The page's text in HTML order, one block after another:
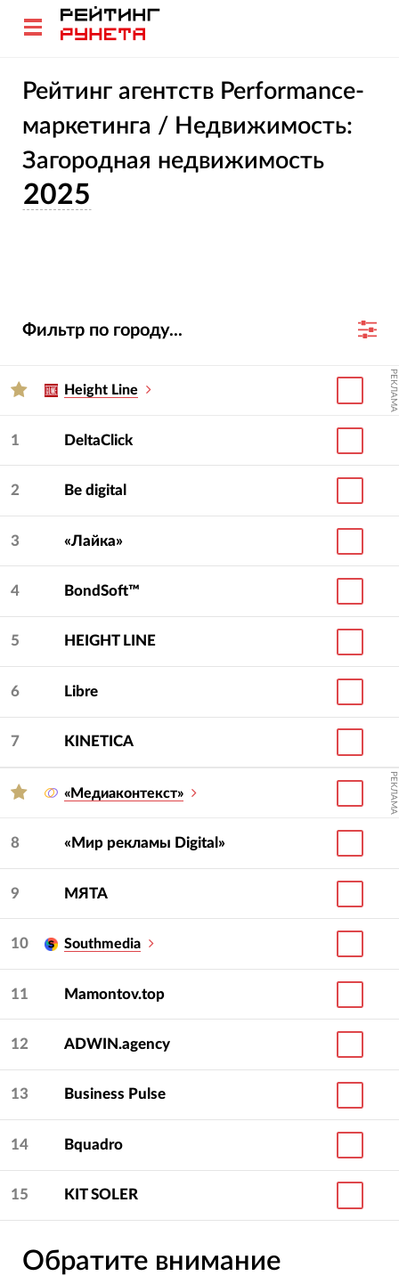
Рейтинг агентств Performance-
маркетинга / Недвижимость:
Загородная недвижимость
2025
Фильтр по городу...
Height Line РЕКЛАМА
1 DeltaClick
2 Be digital
3 «Лайка»
4 BondSoft™
5 HEIGHT LINE
6 Libre
7 KINETICA
«Медиаконтекст» РЕКЛАМА
8 «Мир рекламы Digital»
9 МЯТА
10 Southmedia
11 Mamontov.top
12 ADWIN.agency
13 Business Pulse
14 Bquadro
15 KIT SOLER
Обратите внимание